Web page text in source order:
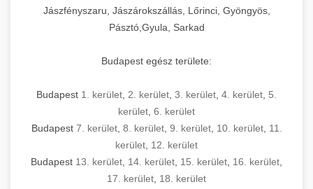
Jászfényszaru, Jászárokszállás, Lőrinci, Gyöngyös,
Pásztó,Gyula, Sarkad
Budapest egész területe:
Budapest 1. kerület 2. kerület 3. kerület 4. kerület 5.
kerület 6. kerület
Budapest 7. kerület, 8. kerület, 9. kerület, 10. kerület, 11.
kerület 12. kerület
Budapest 13. kerület 14. kerület 15. kerület 16. kerület
17. kerület 18. kerület